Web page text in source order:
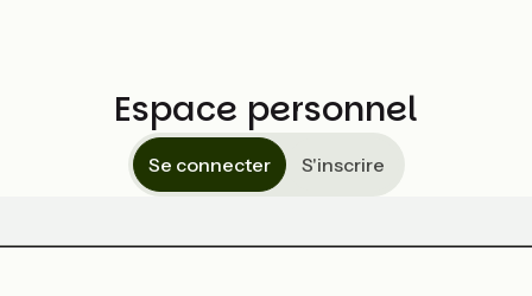
Espace personnel
Se connecter S'inscrire